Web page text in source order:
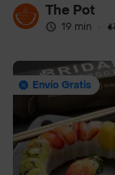
The Pot
19 min ·
Envío Gratis